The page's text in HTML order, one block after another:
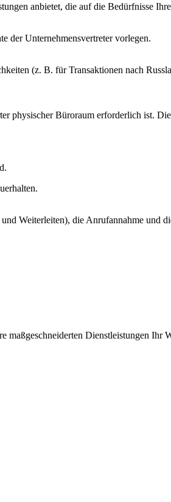
anbietet, die auf die Bedürfnisse
der Unternehmensvertreter vorlegen.
(z. B. für Transaktionen nach
physischer Büroraum erforderlich ist.
Weiterleiten), die Anrufannahme und
Dienstleistungen Ihr